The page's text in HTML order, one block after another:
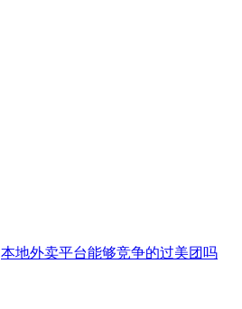
本地外卖平台能够竞争的过美团吗